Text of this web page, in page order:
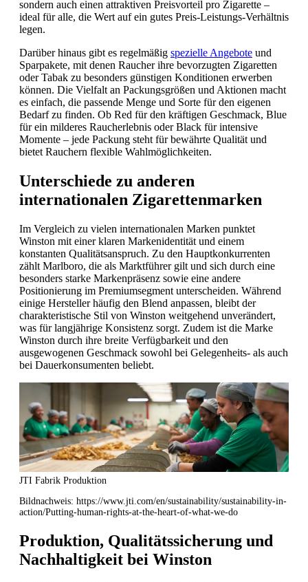
sondern auch einen attraktiven Preisvorteil pro Zigarette –
ideal für alle, die Wert auf ein gutes Preis-Leistungs-Verhältnis
legen.
Darüber hinaus gibt es regelmäßig spezielle Angebote und
Sparpakete, mit denen Raucher ihre bevorzugten Zigaretten
oder Tabak zu besonders günstigen Konditionen erwerben
können. Die Vielfalt an Packungsgrößen und Aktionen macht
es einfach, die passende Menge und Sorte für den eigenen
Bedarf zu finden. Ob Red für den kräftigen Geschmack, Blue
für ein milderes Raucherlebnis oder Black für intensive
Momente – jede Packung steht für bewährte Qualität und
bietet Rauchern flexible Wahlmöglichkeiten.
Unterschiede zu anderen
internationalen Zigarettenmarken
Im Vergleich zu vielen internationalen Marken punktet
Winston mit einer klaren Markenidentität und einem
konstanten Qualitätsanspruch. Zu den Hauptkonkurrenten
zählt Marlboro, die als Marktführer gilt und sich durch eine
besonders starke Markenpräsenz sowie eine andere
Positionierung im Premiumsegment unterscheiden. Während
einige Hersteller häufig den Blend anpassen, bleibt der
charakteristische Stil von Winston weitgehend unverändert,
was für langjährige Konsistenz sorgt. Zudem ist die Marke
Winston durch ihre breite Verfügbarkeit und den
ausgewogenen Geschmack sowohl bei Gelegenheits- als auch
bei Dauerkonsumenten beliebt.
JTI Fabrik Produktion
Bildnachweis: https://www.jti.com/en/sustainability/sustainability-in-
action/Putting-human-rights-at-the-heart-of-what-we-do
Produktion, Qualitätssicherung und
Nachhaltigkeit bei Winston